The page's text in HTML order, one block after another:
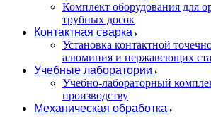
Комплект оборудования для
трубных досок
Контактная сварка
Установка контактной
алюминия и нержавеющих
Учебные лаборатории
Учебно-лабораторный
производству
Механическая обработка